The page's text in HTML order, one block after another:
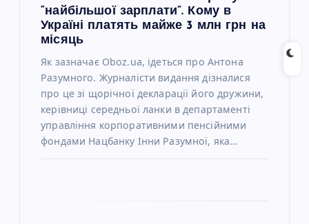
“найбільшої зарплати”. Кому в
Україні платять майже 3 млн грн на
місяць
Як зазначає Oboz.ua, ідеться про Антона
Разумного. Журналісти видання дізналися
про це зі щорічної декларації його дружини,
керівниці середньої ланки в департаменті
управління корпоративними пенсійними
фондами Нацбанку Інни Разумної, яка…